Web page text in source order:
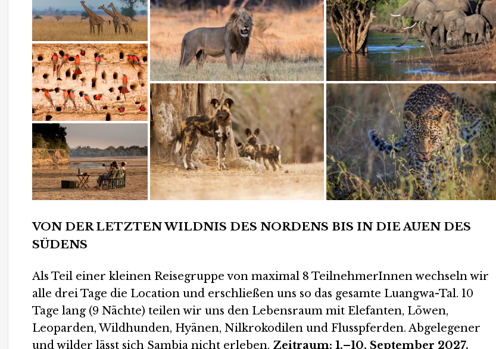
VON DER LETZTEN WILDNIS DES NORDENS BIS IN DIE AUEN DES
SÜDENS
Als Teil einer kleinen Reisegruppe von maximal 8 TeilnehmerInnen wechseln wir
alle drei Tage die Location und erschließen uns so das gesamte Luangwa-Tal. 10
Tage lang (9 Nächte) teilen wir uns den Lebensraum mit Elefanten, Löwen,
Leoparden, Wildhunden, Hyänen, Nilkrokodilen und Flusspferden. Abgelegener
und wilder lässt sich Sambia nicht erleben. Zeitraum: 1.–10. September 2027.